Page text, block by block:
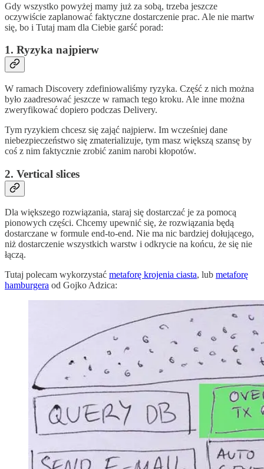
Gdy wszystko powyżej mamy już za sobą, trzeba jeszcze
oczywiście zaplanować faktyczne dostarczenie prac. Ale nie martw
się, bo i Tutaj mam dla Ciebie garść porad:
1. Ryzyka najpierw
W ramach Discovery zdefiniowaliśmy ryzyka. Część z nich można
było zaadresować jeszcze w ramach tego kroku. Ale inne można
zweryfikować dopiero podczas Delivery.
Tym ryzykiem chcesz się zająć najpierw. Im wcześniej dane
niebezpieczeństwo się zmaterializuje, tym masz większą szansę by
coś z nim faktycznie zrobić zanim narobi kłopotów.
2. Vertical slices
Dla większego rozwiązania, staraj się dostarczać je za pomocą
pionowych części. Chcemy upewnić się, że rozwiązania będą
dostarczane w formule end-to-end. Nie ma nic bardziej dołującego,
niż dostarczenie wszystkich warstw i odkrycie na końcu, że się nie
łączą.
Tutaj polecam wykorzystać metaforę krojenia ciasta, lub metaforę
hamburgera od Gojko Adzica: